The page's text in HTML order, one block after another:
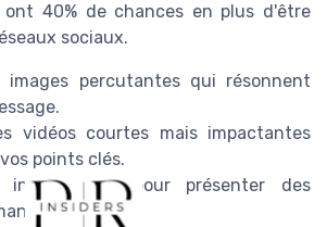
ont 40% de chances en plus d'être
sociaux.
images percutantes qui résonnent
vidéos courtes mais impactantes
points clés.
infographies pour présenter des
intuitive.